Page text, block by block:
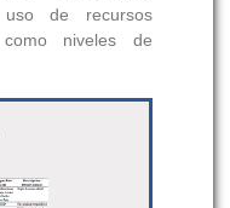
uso de recursos
niveles de